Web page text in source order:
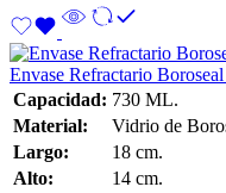
Envase Refractario
Capacidad: 730 ML.
Material:
Vidrio de
Largo:
18 cm.
Alto:
14 cm.